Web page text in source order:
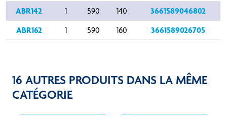
ABR142
1 590 140
3661589046802
ABR162
1 590 160 3661589026705
16 AUTRES PRODUITS DANS LA MÊME
CATÉGORIE